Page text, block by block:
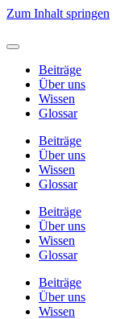
Zum Inhalt springen
Beiträge
Über uns
Wissen
Glossar
Beiträge
Über uns
Wissen
Glossar
Beiträge
Über uns
Wissen
Glossar
Beiträge
Über uns
Wissen